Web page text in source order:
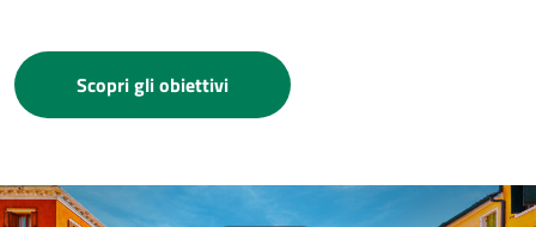
Scopri gli obiettivi